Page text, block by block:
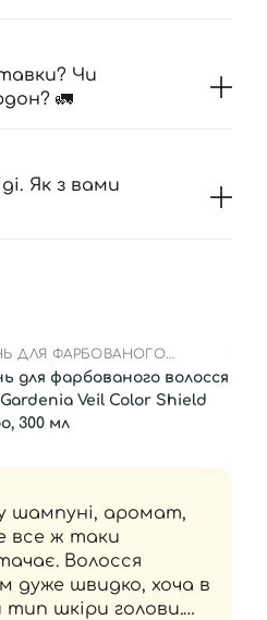
Чи
🚛
Як з вами
ДЛЯ ФАРБОВАНОГО
для фарбованого волосся
Veil Color Shield
300 мл
шампуні, аромат,
все ж таки
Волосся
дуже швидко, хоча в
шкіри голови.